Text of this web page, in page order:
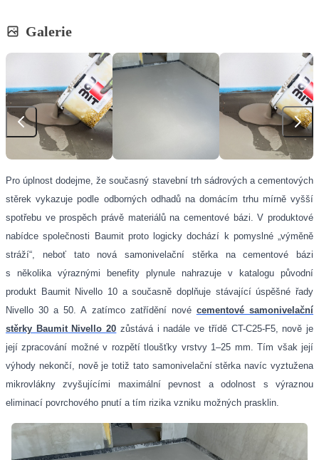
Galerie
Pro úplnost dodejme, že současný stavební trh sádrových a cementových
stěrek vykazuje podle odborných odhadů na domácím trhu mírně vyšší
spotřebu ve prospěch právě materiálů na cementové bázi. V produktové
nabídce společnosti Baumit proto logicky dochází k pomyslné „výměně
stráží“, neboť tato nová samonivelační stěrka na cementové bázi
s několika výraznými benefity plynule nahrazuje v katalogu původní
produkt Baumit Nivello 10 a současně doplňuje stávající úspěšné řady
Nivello 30 a 50. A zatímco zatřídění nové cementové samonivelační
stěrky Baumit Nivello 20 zůstává i nadále ve třídě CT-C25-F5, nově je
její zpracování možné v rozpětí tloušťky vrstvy 1–25 mm. Tím však její
výhody nekončí, nově je totiž tato samonivelační stěrka navíc vyztužena
mikrovlákny zvyšujícími maximální pevnost a odolnost s výraznou
eliminací povrchového pnutí a tím rizika vzniku možných prasklin.